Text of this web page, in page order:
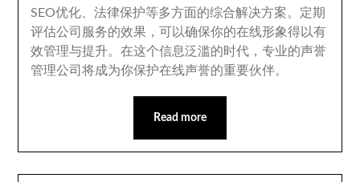
SEO优化 、法律保护等多方面的综合解决方案。 定期
评估公司服务的效果 ， 可以确保你的在线形象得以有
效管理与提升。在这个信息泛滥的时代 ，专业的声誉
管理公司将成为你保护在线声誉的重要伙伴。
Read more